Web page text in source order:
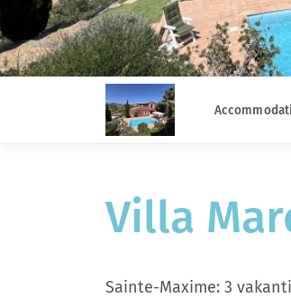
Villa
Sainte-Maxime: 3